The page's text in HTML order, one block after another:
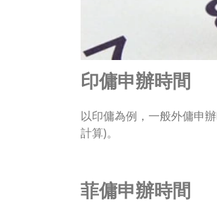
印傭申辦時間
以印傭為例，一般外傭申
計算)。
菲傭申辦時間